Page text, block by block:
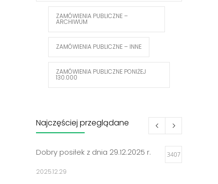
ZAMÓWIENIA PUBLICZNE –
ARCHIWUM
ZAMÓWIENIA PUBLICZNE – INNE
ZAMÓWIENIA PUBLICZNE PONIŻEJ
130.000
Najczęściej przeglądane
Dobry posiłek z dnia 29.12.2025 r. 3407
2025.12.29